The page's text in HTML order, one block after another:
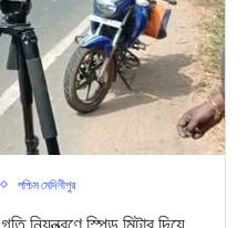
পশ্চিম মেদিনীপুর